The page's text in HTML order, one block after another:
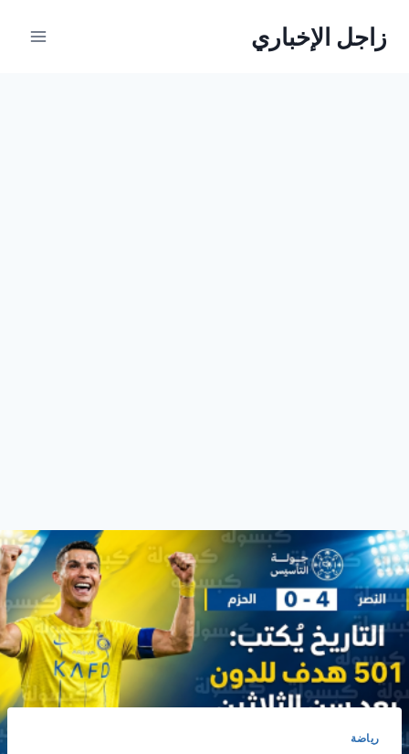
زاجل الإخباري
رياضة